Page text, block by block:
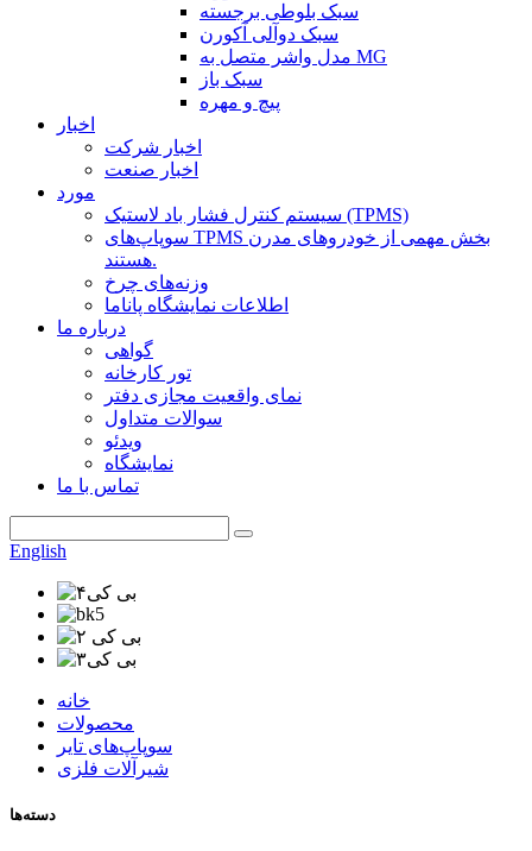
سبک بلوطی برجسته
سبک دوآلی آکورن
مدل واشر متصل به MG
سبک باز
پیچ و مهره
اخبار
اخبار شرکت
اخبار صنعت
مورد
سیستم کنترل فشار باد لاستیک (TPMS)
سوپاپ‌های TPMS بخش مهمی از خودروهای مدرن
هستند.
وزنه‌های چرخ
اطلاعات نمایشگاه پاناما
درباره ما
گواهی
تور کارخانه
نمای واقعیت مجازی دفتر
سوالات متداول
ویدئو
نمایشگاه
تماس با ما
English
خانه
محصولات
سوپاپ‌های تایر
شیرآلات فلزی
دسته‌ها